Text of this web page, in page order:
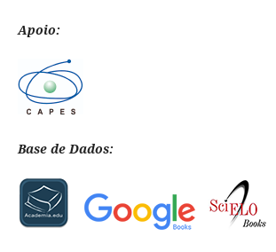
Apoio:
Base de Dados: